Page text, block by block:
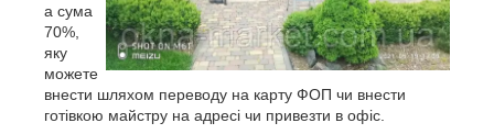
а сума
70%,
яку
можете
внести шляхом переводу на карту ФОП чи внести
готівкою майстру на адресі чи привезти в офіс.